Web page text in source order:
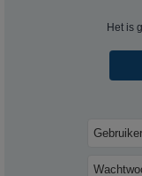
Het is